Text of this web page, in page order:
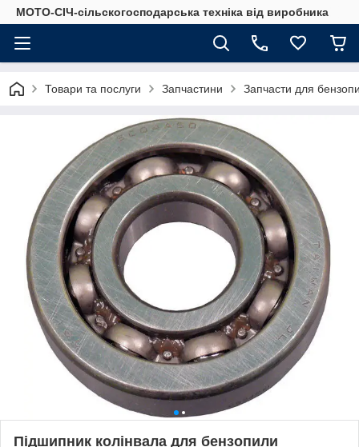
МОТО-СІЧ-сільскогосподарська техніка від виробника
Товари та послуги Запчастини Запчасти для
Підшипник колінвала для бензопили